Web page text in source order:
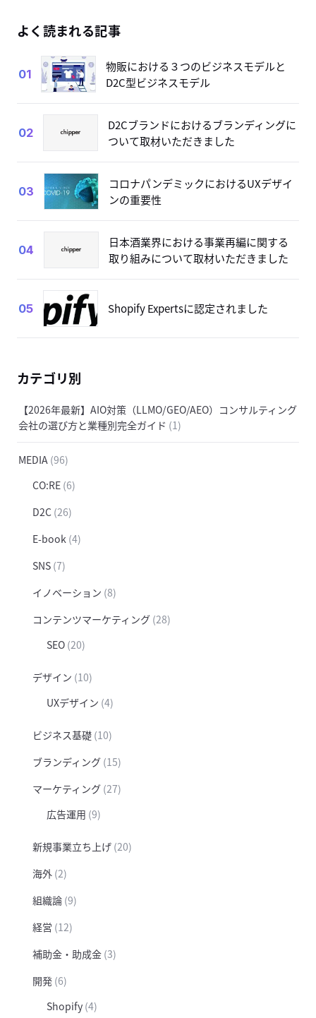
よく読まれる記事
01
物販における３つのビジネスモデルと
D2C型ビジネスモデル
02
D2Cブランドにおけるブランディングに
ついて取材いただきました
03
コロナパンデミックにおけるUXデザイ
ンの重要性
04
日本酒業界における事業再編に関する
取り組みについて取材いただきました
05 Shopify Expertsに認定されました
カテゴリ別
【2026年最新】AIO対策（LLMO/GEO/AEO）コンサルティング
会社の選び方と業種別完全ガイド (1)
MEDIA (96)
CO:RE (6)
D2C (26)
E-book (4)
SNS (7)
イノベーション (8)
コンテンツマーケティング (28)
SEO (20)
デザイン (10)
UXデザイン (4)
ビジネス基礎 (10)
ブランディング (15)
マーケティング (27)
広告運用 (9)
新規事業立ち上げ (20)
海外 (2)
組織論 (9)
経営 (12)
補助金・助成金 (3)
開発 (6)
Shopify (4)